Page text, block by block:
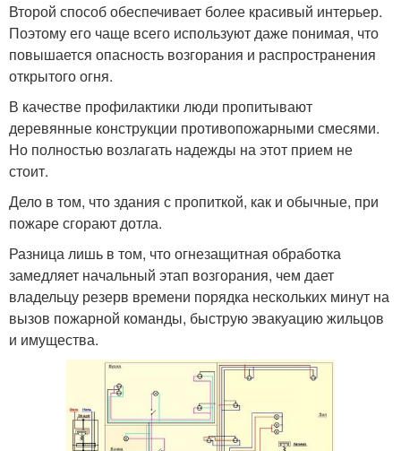
Второй способ обеспечивает более красивый интерьер.
Поэтому его чаще всего используют даже понимая, что
повышается опасность возгорания и распространения
открытого огня.
В качестве профилактики люди пропитывают
деревянные конструкции противопожарными смесями.
Но полностью возлагать надежды на этот прием не
стоит.
Дело в том, что здания с пропиткой, как и обычные, при
пожаре сгорают дотла.
Разница лишь в том, что огнезащитная обработка
замедляет начальный этап возгорания, чем дает
владельцу резерв времени порядка нескольких минут на
вызов пожарной команды, быструю эвакуацию жильцов
и имущества.